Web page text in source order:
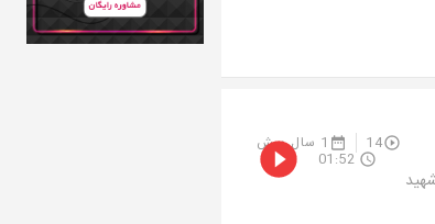
14 1 سال پیش
01:52